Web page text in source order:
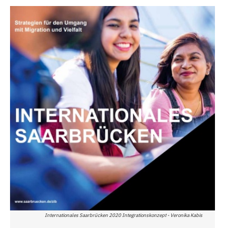
Internationales Saarbrücken 2020 Integrationskonzept - Veronika Kabis